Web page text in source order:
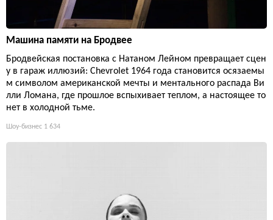
Машина памяти на Бродвее
Бродвейская постановка с Натаном Лейном превращает сцен
у в гараж иллюзий: Chevrolet 1964 года становится осязаемы
м символом американской мечты и ментального распада Ви
лли Ломана, где прошлое вспыхивает теплом, а настоящее то
нет в холодной тьме.
Шоу-бизнес 1 634